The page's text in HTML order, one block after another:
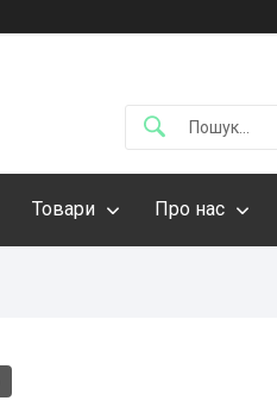
Товари Про нас